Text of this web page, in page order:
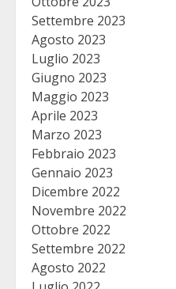
Settembre 2023
Agosto 2023
Luglio 2023
Giugno 2023
Maggio 2023
Aprile 2023
Marzo 2023
Febbraio 2023
Gennaio 2023
Dicembre 2022
Novembre 2022
Ottobre 2022
Settembre 2022
Agosto 2022